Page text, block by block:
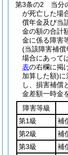
第3条の2
当分
が死亡した場
償年金及び当
金の額の合計
金に係る障害
(当該障害補償
場合にあって
表の右欄に掲
加算した額)に
し、損害補償
金差額一時金
障害等級
第1級
補
第2級
補
第3級
補